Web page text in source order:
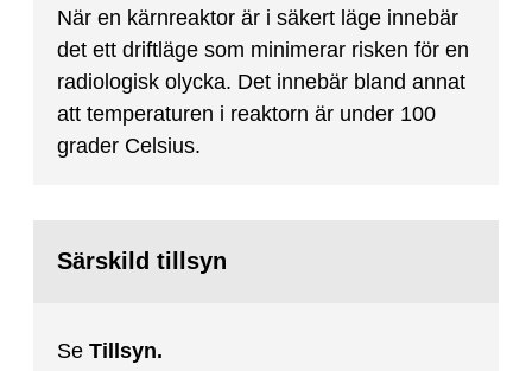
När en kärnreaktor är i säkert läge innebär
det ett driftläge som minimerar risken för en
radiologisk olycka. Det innebär bland annat
att temperaturen i reaktorn är under 100
grader Celsius.
Särskild tillsyn
Se Tillsyn.